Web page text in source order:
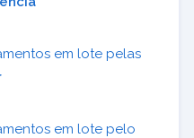
em lote pelas
em lote pelo